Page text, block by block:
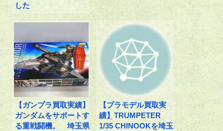
した
【ガンプラ買取実績】
ガンダムをサポートす
る重戦闘機。 埼玉県
【プラモデル買取実
績】TRUMPETER
1/35 CHINOOKを埼玉